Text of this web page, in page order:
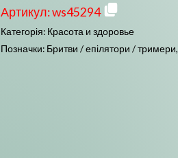
вусів
5
в
Артикул:ws45294
Категорія: Красота и здоровье
Позначки: Бритви / епілятори / тримери,